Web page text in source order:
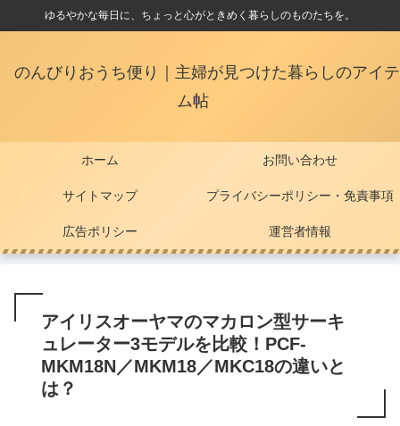
ゆるやかな毎日に、ちょっと心がときめく暮らしのものたちを。
のんびりおうち便り｜主婦が見つけた暮らしのアイテ
ム帖
ホーム お問い合わせ
サイトマップ プライバシーポリシー・免責事項
広告ポリシー 運営者情報
アイリスオーヤマのマカロン型サーキ
ュレーター3モデルを比較！PCF-
MKM18N／MKM18／MKC18の違いと
は？